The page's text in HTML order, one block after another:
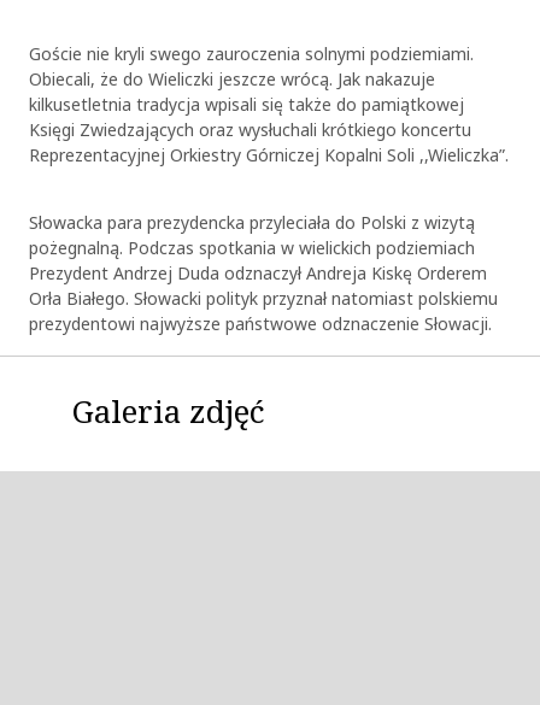
Goście nie kryli swego zauroczenia solnymi podziemiami.
Obiecali, że do Wieliczki jeszcze wrócą. Jak nakazuje
kilkusetletnia tradycja wpisali się także do pamiątkowej
Księgi Zwiedzających oraz wysłuchali krótkiego koncertu
Reprezentacyjnej Orkiestry Górniczej Kopalni Soli ,,Wieliczka”.
Słowacka para prezydencka przyleciała do Polski z wizytą
pożegnalną. Podczas spotkania w wielickich podziemiach
Prezydent Andrzej Duda odznaczył Andreja Kiskę Orderem
Orła Białego. Słowacki polityk przyznał natomiast polskiemu
prezydentowi najwyższe państwowe odznaczenie Słowacji.
Galeria zdjęć